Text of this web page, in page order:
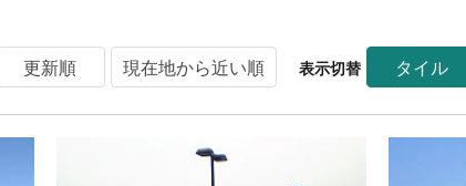
更新順 現在地から近い順 表示切替 タイル